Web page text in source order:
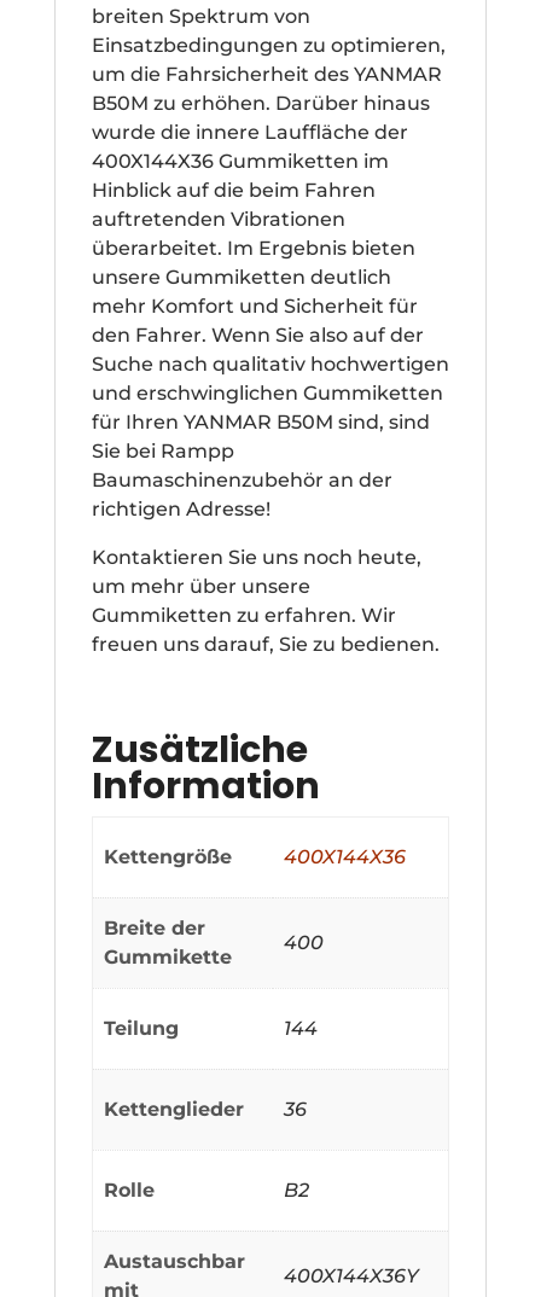
breiten Spektrum von
Einsatzbedingungen zu optimieren,
um die Fahrsicherheit des YANMAR
B50M zu erhöhen. Darüber hinaus
wurde die innere Lauffläche der
400X144X36 Gummiketten im
Hinblick auf die beim Fahren
auftretenden Vibrationen
überarbeitet. Im Ergebnis bieten
unsere Gummiketten deutlich
mehr Komfort und Sicherheit für
den Fahrer. Wenn Sie also auf der
Suche nach qualitativ hochwertigen
und erschwinglichen Gummiketten
für Ihren YANMAR B50M sind, sind
Sie bei Rampp
Baumaschinenzubehör an der
richtigen Adresse!
Kontaktieren Sie uns noch heute,
um mehr über unsere
Gummiketten zu erfahren. Wir
freuen uns darauf, Sie zu bedienen.
Zusätzliche
Information
Kettengröße 400X144X36
Breite der
Gummikette
400
Teilung 144
Kettenglieder 36
Rolle B2
Austauschbar
mit
400X144X36Y